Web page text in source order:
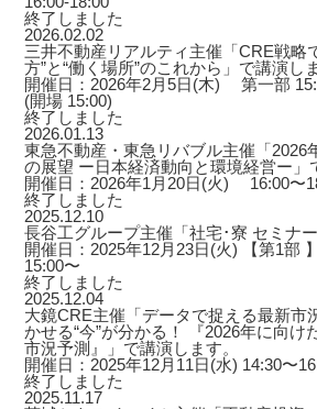
終了しました
2026.02.02
三井不動産リアルティ主催「CRE戦略
方”と“働く場所”のこれから」で講演し
開催日：2026年2月5日(木) 第一部
(開場 15:00)
終了しました
2026.01.13
東急不動産・東急リバブル主催「2026
の展望 ー日本経済動向と環境経営ー」
開催日：2026年1月20日(火) 16:00〜
終了しました
2025.12.10
長谷工グループ主催「社宅･寮 セミナ
開催日：2025年12月23日(火) 【第1部
15:00〜
終了しました
2025.12.04
大鏡CRE主催「データで捉える最新
かせる“今”が分かる！ 『2026年に向け
市況予測』」で講演します。
開催日：2025年12月11日(水) 14:30〜
終了しました
2025.11.17